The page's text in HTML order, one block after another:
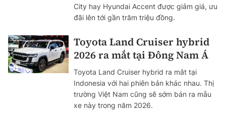
City hay Hyundai Accent được giảm giá, ưu
đãi lên tới gần trăm triệu đồng.
Toyota Land Cruiser hybrid
2026 ra mắt tại Đông Nam Á
Toyota Land Cruiser hybrid ra mắt tại
Indonesia với hai phiên bản khác nhau. Thị
trường Việt Nam cũng sẽ sớm bán ra mẫu
xe này trong năm 2026.